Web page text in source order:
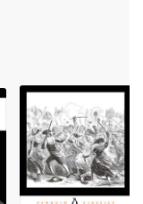
독한 경험은 후일